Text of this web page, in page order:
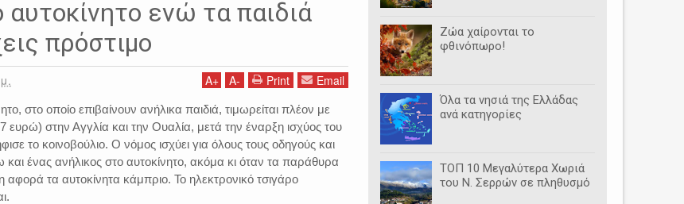
αυτοκίνητο ενώ τα παιδιά
πρόστιμο
A+ A- Print Email
στο οποίο επιβαίνουν ανήλικα παιδιά, τιμωρείται πλέον με
ευρώ) στην Αγγλία και την Ουαλία, μετά την έναρξη ισχύος του
το κοινοβούλιο. Ο νόμος ισχύει για όλους τους οδηγούς και
και ένας ανήλικος στο αυτοκίνητο, ακόμα κι όταν τα παράθυρα
αφορά τα αυτοκίνητα κάμπριο. Το ηλεκτρονικό τσιγάρο
Ζώα χαίρονται το
φθινόπωρο!
Όλα τα νησιά της Ελλάδας
ανά κατηγορίες
ΤΟΠ 10 Μεγαλύτερα Χωριά
του Ν. Σερρών σε πληθυσμό